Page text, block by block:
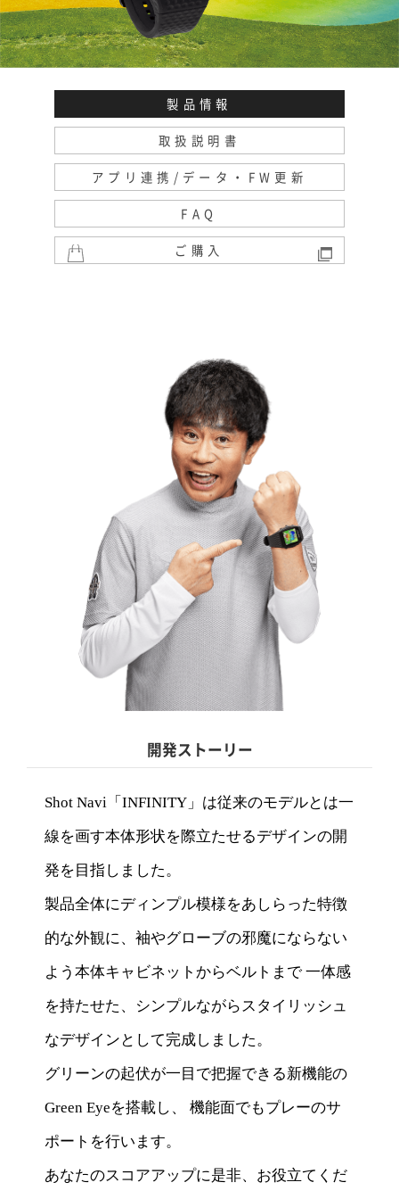
製品情報
取扱説明書
アプリ連携/データ・FW更新
FAQ
ご購入
開発ストーリー
Shot Navi「INFINITY」は従来のモデルとは一
線を画す本体形状を際立たせるデザインの開
発を目指しました。
製品全体にディンプル模様をあしらった特徴
的な外観に、袖やグローブの邪魔にならない
よう本体キャビネットからベルトまで 一体感
を持たせた、シンプルながらスタイリッシュ
なデザインとして完成しました。
グリーンの起伏が一目で把握できる新機能の
Green Eyeを搭載し、 機能面でもプレーのサ
ポートを行います。
あなたのスコアアップに是非、お役立てくだ